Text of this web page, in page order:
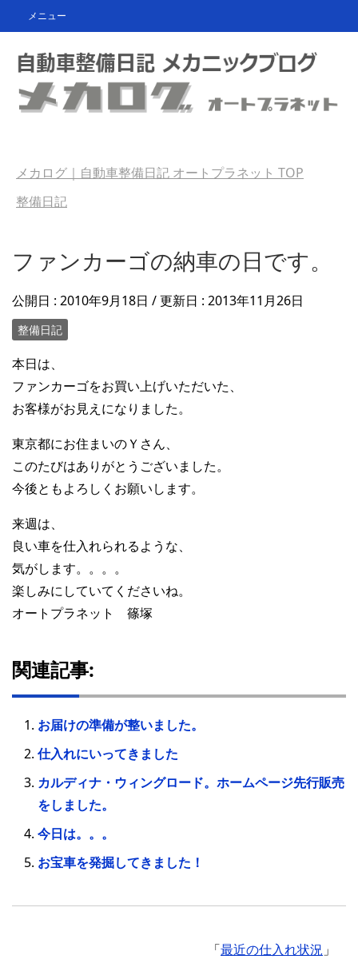
メニュー
メカログ｜自動車整備日記 オートプラネット TOP
整備日記
ファンカーゴの納車の日です。
公開日 : 2010年9月18日 / 更新日 : 2013年11月26日
整備日記
本日は、
ファンカーゴをお買い上げいただいた、
お客様がお見えになりました。
東京都にお住まいのＹさん、
このたびはありがとうございました。
今後ともよろしくお願いします。
来週は、
良い車を仕入れられるような、
気がします。。。。
楽しみにしていてくださいね。
オートプラネット 篠塚
関連記事:
お届けの準備が整いました。
仕入れにいってきました
カルディナ・ウィングロード。ホームページ先行販売
をしました。
今日は。。。
お宝車を発掘してきました！
「最近の仕入れ状況 」